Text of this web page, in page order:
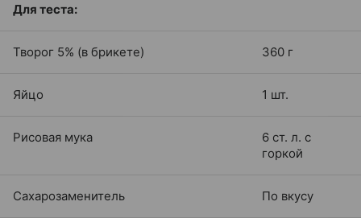
Для теста:
Творог 5% (в брикете) 360 г
Яйцо 1 шт.
Рисовая мука
6 ст. л. с
горкой
Сахарозаменитель По вкусу